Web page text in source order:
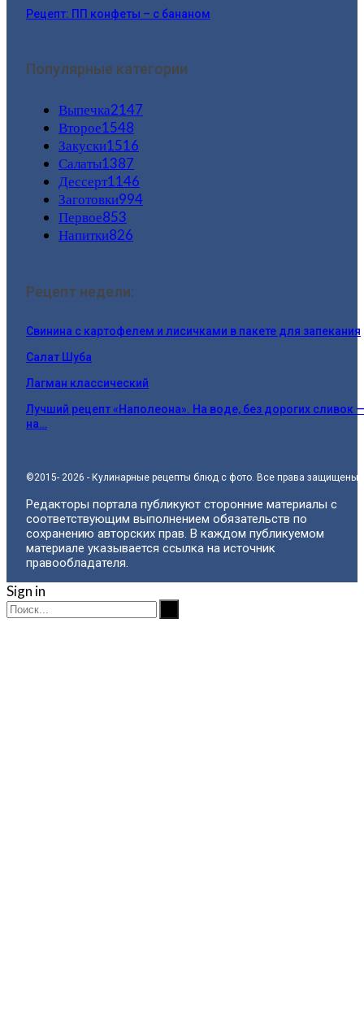
Рецепт: ПП конфеты – с бананом
Популярные категории
Выпечка2147
Второе1548
Закуски1516
Салаты1387
Дессерт1146
Заготовки994
Первое853
Напитки826
Рецепт недели:
Свинина с картофелем и лисичками в пакете для запекания
Салат Шуба
Лагман классический
Лучший рецепт «Наполеона». На воде, без дорогих сливок —
на…
©2015- 2026 - Кулинарные рецепты блюд с фото. Все права защищены.
Редакторы портала публикуют сторонние материалы с
соответствующим выполнением обязательств по
сохранению авторских прав. В каждом публикуемом
материале указывается ссылка на источник
правообладателя.
Sign in